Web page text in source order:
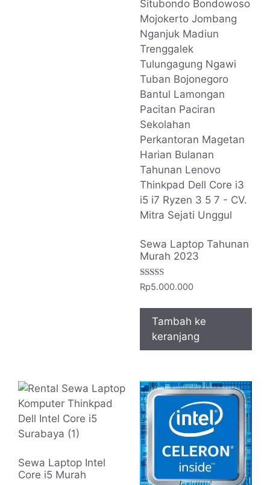
Sewa Laptop Tahunan
Murah 2023
Dinilai
5.00
Rp5.000.000
Tambah ke
keranjang
Sewa Laptop Intel
Core i5 Murah